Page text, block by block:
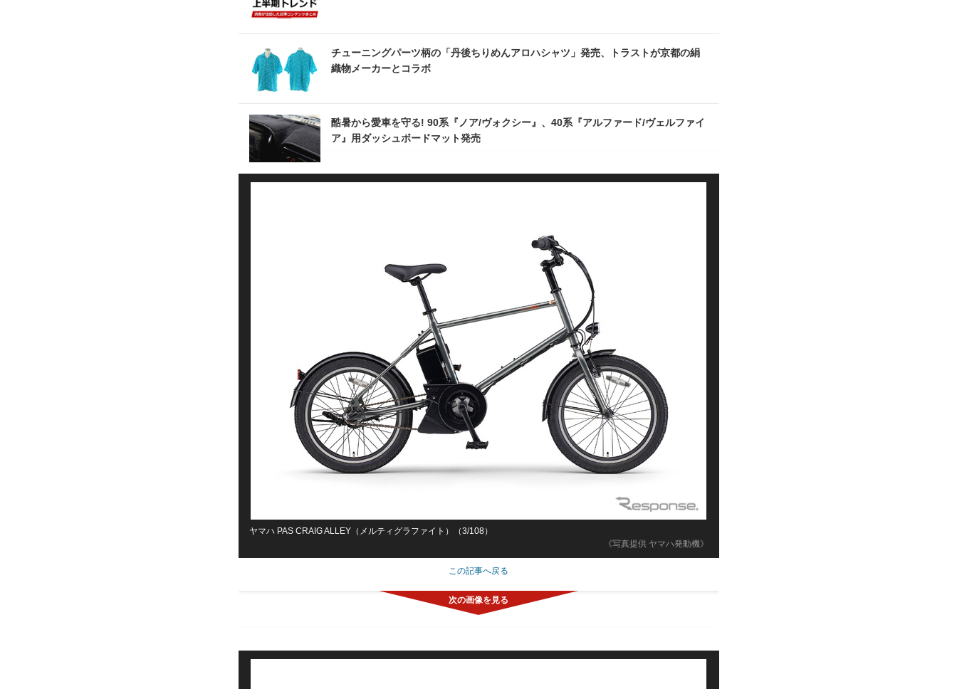
チューニングパーツ柄の「丹後ちりめんアロハシャツ」発売、トラストが京都の絹
織物メーカーとコラボ
酷暑から愛車を守る! 90系『ノア/ヴォクシー』、40系『アルファード/ヴェルファイ
ア』用ダッシュボードマット発売
《写真提供 ヤマハ発動機》
ヤマハ PAS CRAIG ALLEY（メルティグラファイト）（3/108）
この記事へ戻る